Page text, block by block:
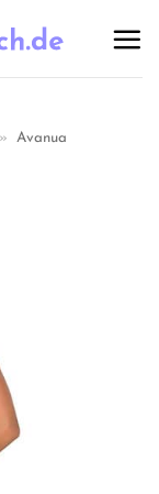
» Avanua